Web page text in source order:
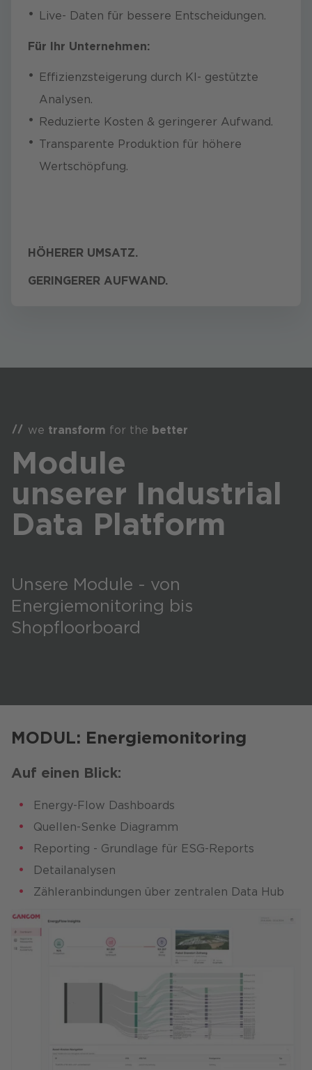
PERSÖNLICH REDEN
PERSÖNLICH REDEN
Live- Daten für bessere Entscheidungen.
Für Ihr Unternehmen:
Effizienzsteigerung durch KI- gestützte
Analysen.
Reduzierte Kosten & geringerer Aufwand.
Transparente Produktion für höhere
Wertschöpfung.
HÖHERER UMSATZ.
GERINGERER AUFWAND.
we transform for the better
Module
unserer Industrial
Data Platform
Unsere Module - von
Energiemonitoring bis
Shopfloorboard
MODUL: Energiemonitoring
Auf einen Blick:
Energy-Flow Dashboards
Quellen-Senke Diagramm
Reporting - Grundlage für ESG-Reports
Detailanalysen
Zähleranbindungen über zentralen Data Hub